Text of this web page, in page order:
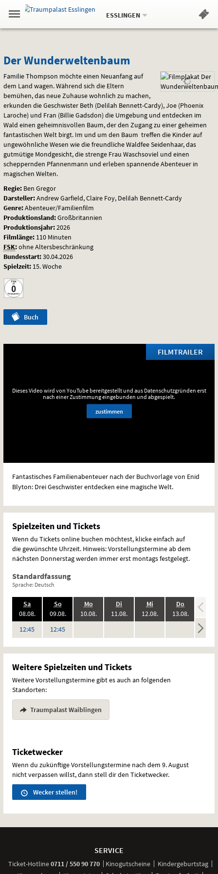
Springe
zum
,zum
.
Navigation
Gehe
zur
Standortauswahl
Standort:
ESSLINGEN.
Hinweis
Der
Wunderweltenbaum
Der Wunderweltenbaum
Familie Thompson möchte einen Neuanfang auf
dem Land wagen. Während sich die Eltern
bemühen, das neue Zuhause wohnlich zu machen,
erkunden die Geschwister Beth (Delilah Bennett-Cardy), Joe (Phoenix
Laroche) und Fran (Billie Gadsdon) die Umgebung und entdecken im
Wald einen geheimnisvollen Baum, der den Zugang zu einer geheimen
fantastischen Welt birgt. Im und um den Baum treffen die Kinder auf
ungewöhnliche Wesen wie die freundliche Waldfee Seidenhaar, das
gutmütige Mondgesicht, die strenge Frau Waschsoviel und einen
scheppernden Pfannenmann und erleben spannende Abenteuer in
magischen Welten.
Regie: Ben Gregor
Darsteller:Andrew Garfield, Claire Foy, Delilah Bennett-Cardy
Genre:Abenteuer/Familienfilm
Produktionsland:Großbritannien
Produktionsjahr:2026
Filmlänge: 110 Minuten
FSK:ohne Altersbeschränkung
Bundesstart:30.04.2026
Spielzeit: 15. Woche
Buch
FILMTRAILER
Dieses Video wird von YouTube bereitgestellt und aus Datenschutzgründen erst
nach einer Zustimmung eingebunden und abgespielt.
zustimmen
Fantastisches Familienabenteuer nach der Buchvorlage von Enid
Blyton: Drei Geschwister entdecken eine magische Welt.
Spielzeiten und Tickets
Wenn du Tickets online buchen möchtest, klicke einfach auf
die gewünschte Uhrzeit. Hinweis: Vorstellungstermine ab dem
nächsten Donnerstag werden immer erst montags festgelegt.
Standardfassung
Sprache: Deutsch
Sa.,
08.08.2026:
12:45Uhr
So.,
09.08.2026:
12:45Uhr
Mo.,
10.08.2026:
Vorstellungen
Di
11.08.2026:
Vorstellungen
Mi.,
12.08.2026:
Vorstellungen
Do
13.08.2026:
Vorstellungen
keine
Weitere Spielzeiten und Tickets
Weitere Vorstellungstermine gibt es auch an folgenden
Standorten:
Traumpalast Waiblingen
Ticketwecker
Wenn du zukünftige Vorstellungstermine nach dem 9. August
nicht verpassen willst, dann stell dir den Ticketwecker.
Wecker stellen!
SERVICE
Ticket-Hotline0711 / 550 90 770anrufen
Kinogutscheine
Kindergeburtstag